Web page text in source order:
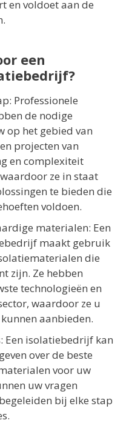
en voldoet aan de
een
Professionele
de nodige
op het gebied van
projecten van
en complexiteit
ze in staat
te bieden die
voldoen.
materialen: Een
maakt gebruik
die
zijn. Ze hebben
technologieën en
waardoor ze u
aanbieden.
Een isolatiebedrijf kan
over de beste
voor uw
uw vragen
bij elke stap